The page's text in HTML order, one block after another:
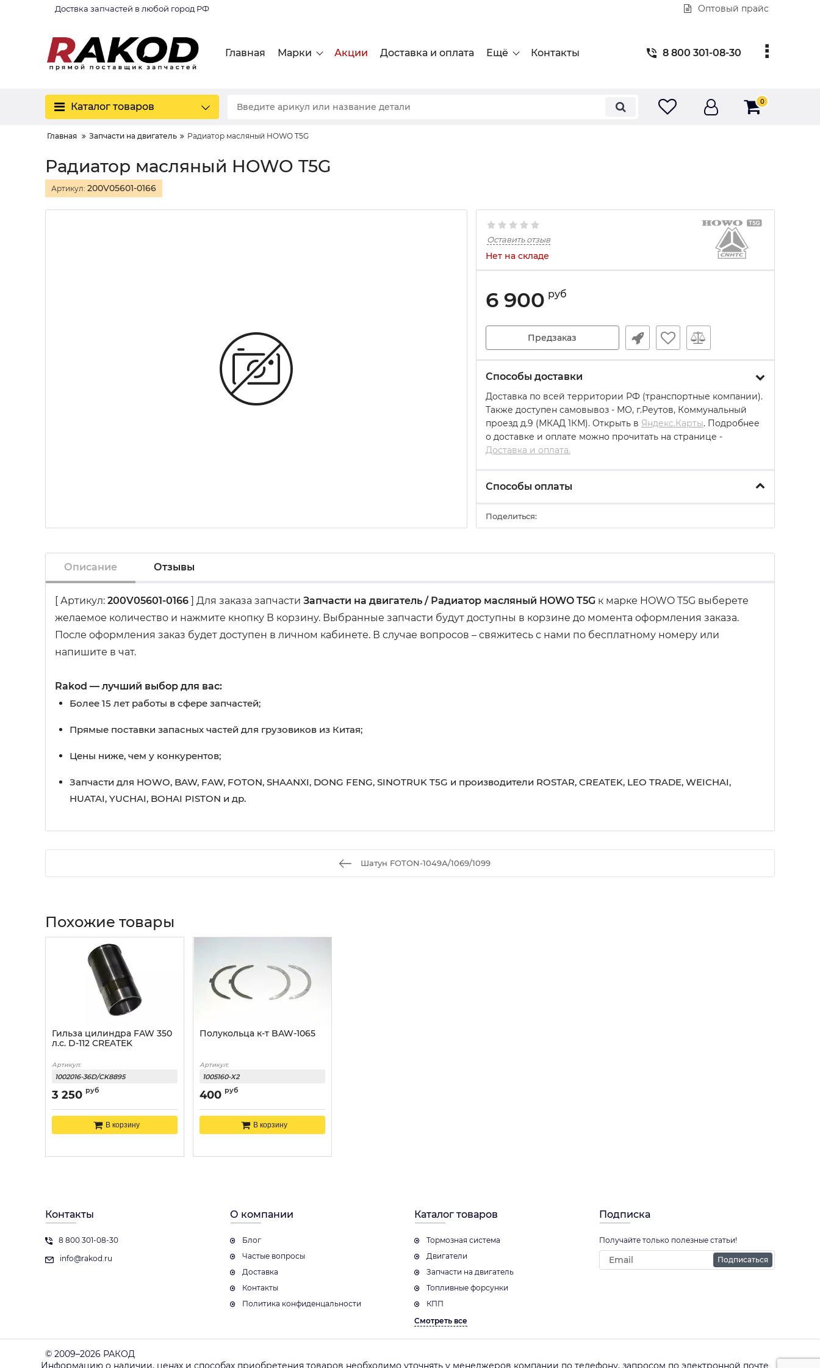
Доствка запчастей в любой город РФ Оптовый прайс
Главная Марки Акции Доставка и оплата Ещё Контакты 8 800 301-08-30
Каталог товаров 0
Главная Запчасти на двигатель Радиатор масляный HOWO T5G
Радиатор масляный HOWO T5G
Артикул: 200V05601-0166
Оставить отзыв
Нет на складе
6 900 руб
Предзаказ
Способы доставки
Доставка по всей территории РФ (транспортные компании).
Также доступен самовывоз - МО, г.Реутов, Коммунальный
проезд д.9 (МКАД 1КМ). Открыть в Яндекс.Карты. Подробнее
о доставке и оплате можно прочитать на странице -
Доставка и оплата.
Способы оплаты
Поделиться:
Описание Отзывы
[ Артикул: 200V05601-0166 ] Для заказа запчасти Запчасти на двигатель / Радиатор масляный HOWO T5G к марке HOWO T5G выберете
желаемое количество и нажмите кнопку В корзину. Выбранные запчасти будут доступны в корзине до момента оформления заказа.
После оформления заказ будет доступен в личном кабинете. В случае вопросов – свяжитесь с нами по бесплатному номеру или
напишите в чат.
Rakod — лучший выбор для вас:
Более 15 лет работы в сфере запчастей;
Прямые поставки запасных частей для грузовиков из Китая;
Цены ниже, чем у конкурентов;
Запчасти для HOWO, BAW, FAW, FOTON, SHAANXI, DONG FENG, SINOTRUK T5G и производители ROSTAR, CREATEK, LEO TRADE, WEICHAI,
HUATAI, YUCHAI, BOHAI PISTON и др.
Шатун FOTON-1049А/1069/1099
Похожие товары
Гильза цилиндра FAW 350
л.с. D-112 CREATEK
Артикул:
1002016-36D/CK8895
3 250 руб
В корзину
Полукольца к-т BAW-1065
Артикул:
1005160-X2
400 руб
В корзину
Контакты
8 800 301-08-30
info@rakod.ru
О компании
Блог
Частые вопросы
Доставка
Контакты
Политика конфиденцальности
Каталог товаров
Тормозная система
Двигатели
Запчасти на двигатель
Топливные форсунки
КПП
Смотреть все
Подписка
Получайте только полезные статьи!
Подписаться
© 2009–2026 РАКОД